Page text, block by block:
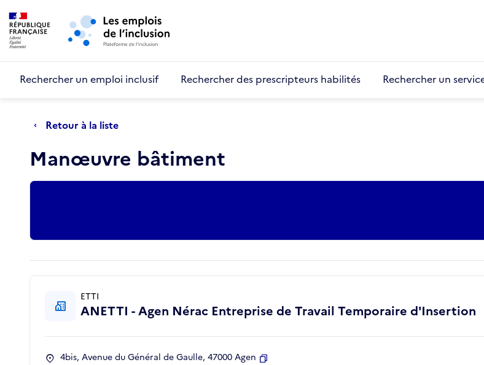
Aller au menu principal
Rechercher un emploi inclusif Rechercher des prescripteurs habilités Rechercher un
Retour à la liste
Manœuvre bâtiment
ETTI
ANETTI - Agen Nérac Entreprise de Travail Temporaire d'Insertion
4bis, Avenue du Général de Gaulle, 47000 Agen